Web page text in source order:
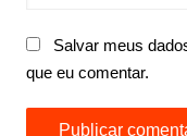
Salvar meus
que eu comentar.